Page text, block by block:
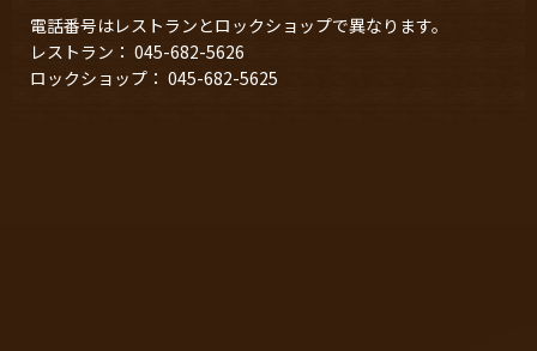
電話番号はレストランとロックショップで異なります。
レストラン： 045-682-5626
ロックショップ： 045-682-5625